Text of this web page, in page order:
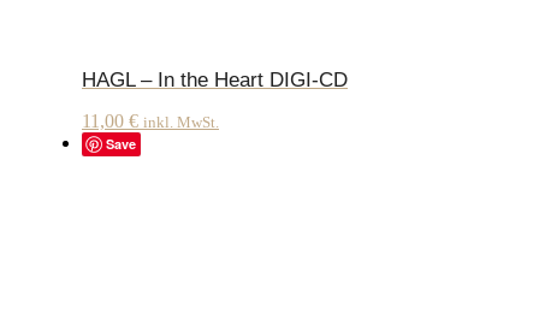
HAGL – In the Heart DIGI-CD
11,00 € inkl. MwSt.
Save